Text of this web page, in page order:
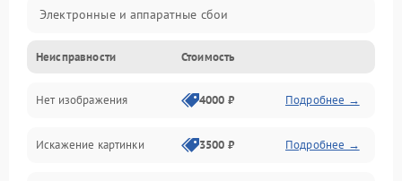
Электронные и аппаратные сбои
Неисправности сенсора и оптики
Программные ошибки
Электропитание
Неисправности Стоимость
Нет изображения 4000 ₽ Подробнее →
Искажение картинки 3500 ₽ Подробнее →